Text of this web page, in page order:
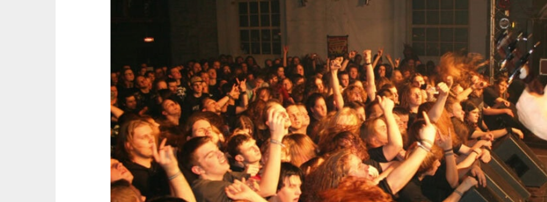
FR
PT
TR
RU
FI
KO
JA
UK